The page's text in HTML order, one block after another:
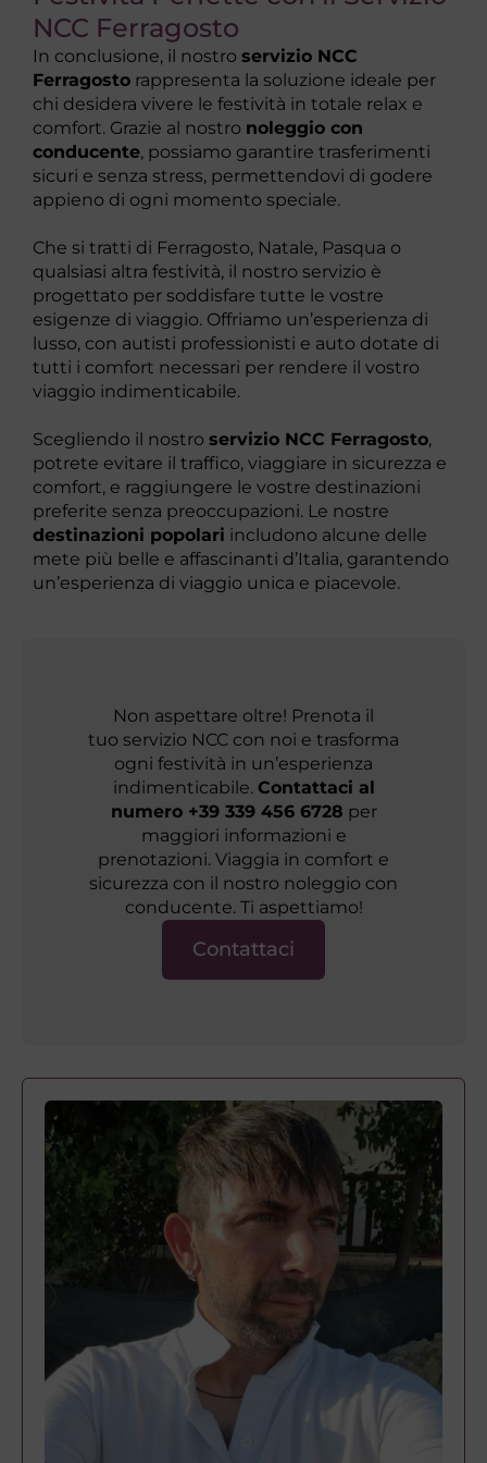
NCC Ferragosto
In conclusione, il nostro servizio NCC
Ferragosto rappresenta la soluzione ideale per
chi desidera vivere le festività in totale relax e
comfort. Grazie al nostro noleggio con
conducente, possiamo garantire trasferimenti
sicuri e senza stress, permettendovi di godere
appieno di ogni momento speciale.
Che si tratti di Ferragosto, Natale, Pasqua o
qualsiasi altra festività, il nostro servizio è
progettato per soddisfare tutte le vostre
esigenze di viaggio. Offriamo un’esperienza di
lusso, con autisti professionisti e auto dotate di
tutti i comfort necessari per rendere il vostro
viaggio indimenticabile.
Scegliendo il nostro servizio NCC Ferragosto,
potrete evitare il traffico, viaggiare in sicurezza e
comfort, e raggiungere le vostre destinazioni
preferite senza preoccupazioni. Le nostre
destinazioni popolari includono alcune delle
mete più belle e affascinanti d’Italia, garantendo
un’esperienza di viaggio unica e piacevole.
Non aspettare oltre! Prenota il
tuo servizio NCC con noi e trasforma
ogni festività in un’esperienza
indimenticabile. Contattaci al
numero +39 339 456 6728 per
maggiori informazioni e
prenotazioni. Viaggia in comfort e
sicurezza con il nostro noleggio con
conducente. Ti aspettiamo!
Contattaci